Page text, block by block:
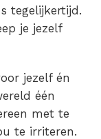
tegelijkertijd.
je jezelf
jezelf én
één
met te
te irriteren.